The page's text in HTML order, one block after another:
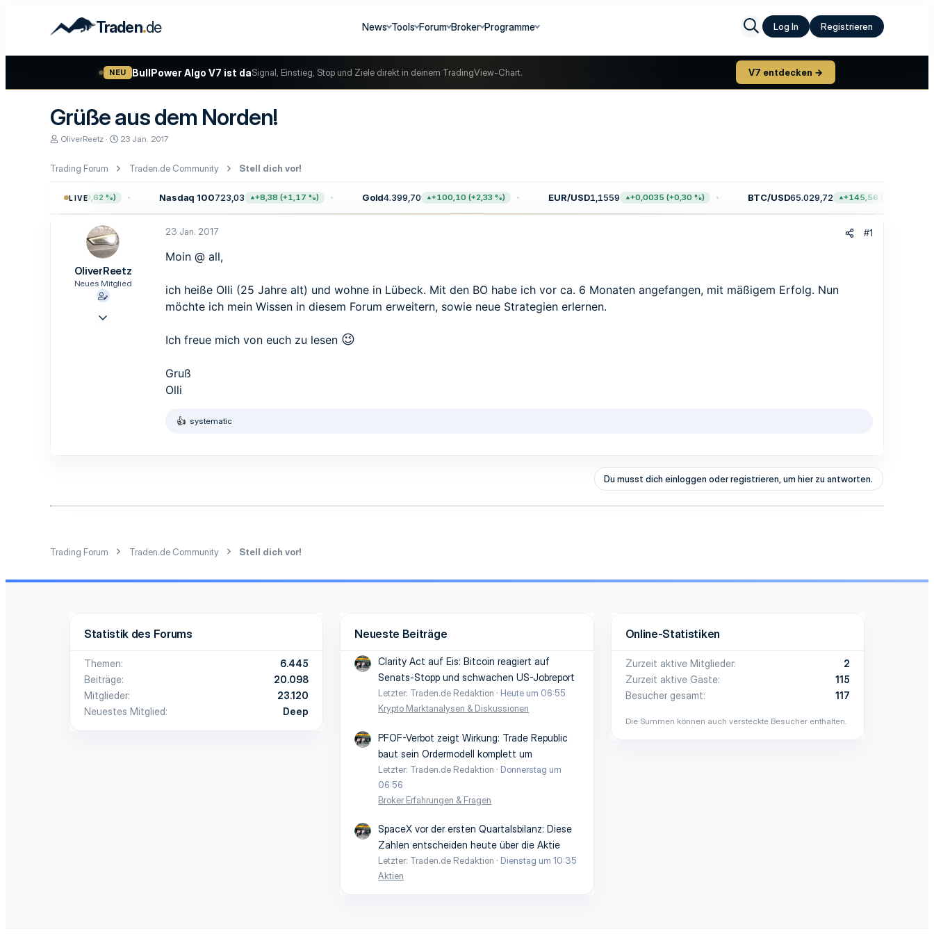
Traden.de News Tools Forum Broker Programme Log In Registrieren
NEU BullPower Algo V7 ist daSignal, Einstieg, Stop und Ziele direkt in deinem TradingView-Chart. V7 entdecken →
Grüße aus dem Norden!
E
t
e
OliverReetz
E
t
l
l
t
23 Jan. 2017
Trading Forum Traden.de Community Stell dich vor!
LIVE
+47,68 (+0,62 %) Nasdaq 100723,03 +8,38 (+1,17 %) Gold4.399,70 +100,10 (+2,33 %) EUR/USD1,1559 +0,0035 (+0,30 %) BTC/USD65.029,72 +145,56 (+0,22 %)
OliverReetz
Neues Mitglied
23 Jan. 2017 #1
Moin @ all,
ich heiße Olli (25 Jahre alt) und wohne in Lübeck. Mit den BO habe ich vor ca. 6 Monaten angefangen, mit mäßigem Erfolg. Nun
möchte ich mein Wissen in diesem Forum erweitern, sowie neue Strategien erlernen.
Ich freue mich von euch zu lesen 😉
Gruß
Olli
R
n
systematic
Du musst dich einloggen oder registrieren, um hier zu antworten.
Trading Forum Traden.de Community Stell dich vor!
Statistik des Forums
Themen
6.445
Beiträge
20.098
Mitglieder
23.120
Neuestes Mitglied
Deep
Neueste Beiträge
Clarity Act auf Eis: Bitcoin reagiert auf
Senats-Stopp und schwachen US-Jobreport
Letzter: Traden.de Redaktion
Heute um 06:55
Krypto Marktanalysen & Diskussionen
PFOF-Verbot zeigt Wirkung: Trade Republic
baut sein Ordermodell komplett um
Letzter: Traden.de Redaktion
Donnerstag um
06:56
Broker Erfahrungen & Fragen
SpaceX vor der ersten Quartalsbilanz: Diese
Zahlen entscheiden heute über die Aktie
Letzter: Traden.de Redaktion
Dienstag um 10:35
Aktien
Online-Statistiken
Zurzeit aktive Mitglieder
2
Zurzeit aktive Gäste
115
Besucher gesamt
117
Die Summen können auch versteckte Besucher enthalten.